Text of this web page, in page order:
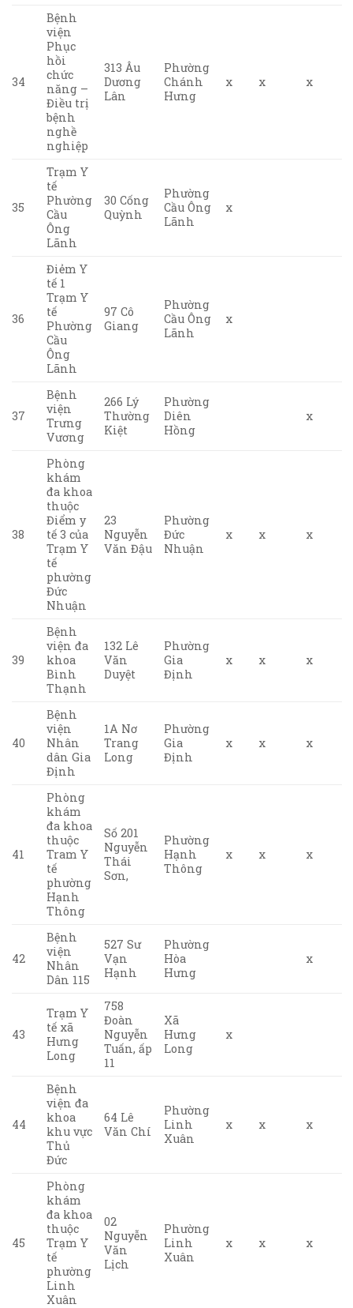
34
Bệnh
viện
Phục
hồi
chức
năng –
Điều trị
bệnh
nghề
nghiệp
313 Âu
Dương
Lân
Phường
Chánh
Hưng
x x x
35
Trạm Y
tế
Phường
Cầu
Ông
Lãnh
30 Cống
Quỳnh
Phường
Cầu Ông
Lãnh
x
36
Điẻm Y
tế 1
Trạm Y
tế
Phường
Cầu
Ông
Lãnh
97 Cô
Giang
Phường
Cầu Ông
Lãnh
x
37
Bệnh
viện
Trưng
Vương
266 Lý
Thường
Kiệt
Phường
Diên
Hồng
x
38
Phòng
khám
đa khoa
thuộc
Điểm y
tế 3 của
Trạm Y
tế
phường
Đức
Nhuận
23
Nguyễn
Văn Đậu
Phường
Đức
Nhuận
x x x
39
Bệnh
viện đa
khoa
Bình
Thạnh
132 Lê
Văn
Duyệt
Phường
Gia
Định
x x x
40
Bệnh
viện
Nhân
dân Gia
Định
1A Nơ
Trang
Long
Phường
Gia
Định
x x x
41
Phòng
khám
đa khoa
thuộc
Tram Y
tế
phường
Hạnh
Thông
Số 201
Nguyễn
Thái
Sơn,
Phường
Hạnh
Thông
x x x
42
Bệnh
viện
Nhân
Dân 115
527 Sư
Vạn
Hạnh
Phường
Hòa
Hưng
x
43
Trạm Y
tế xã
Hưng
Long
758
Đoàn
Nguyễn
Tuấn, ấp
11
Xã
Hưng
Long
x
44
Bệnh
viện đa
khoa
khu vực
Thủ
Đức
64 Lê
Văn Chí
Phường
Linh
Xuân
x x x
45
Phòng
khám
đa khoa
thuộc
Trạm Y
tế
phường
Linh
Xuân
02
Nguyễn
Văn
Lịch
Phường
Linh
Xuân
x x x